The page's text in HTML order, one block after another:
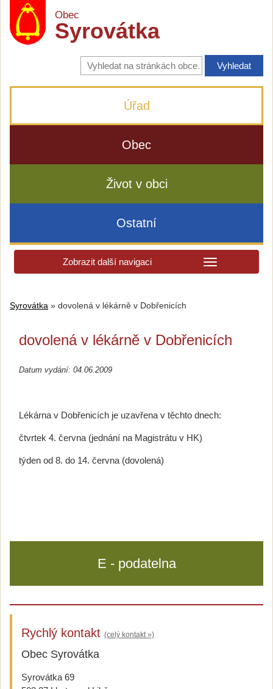
Obec
Syrovátka
Vyhledávání
na
stránkách
Úřad
Obec
Život v obci
Ostatní
Zobrazit další navigaci
Syrovátka » dovolená v lékárně v Dobřenicích
dovolená v lékárně v Dobřenicích
Datum vydání: 04.06.2009
Lékárna v Dobřenicích je uzavřena v těchto dnech:
čtvrtek 4. června (jednání na Magistrátu v HK)
týden od 8. do 14. června (dovolená)
E - podatelna
Rychlý kontakt (celý kontakt »)
Obec Syrovátka
Syrovátka 69